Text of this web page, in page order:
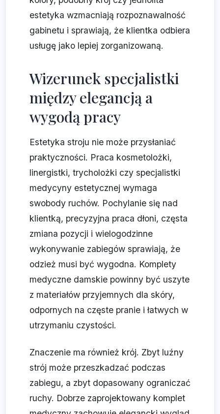
estetyka wzmacniają rozpoznawalność
gabinetu i sprawiają, że klientka odbiera
usługę jako lepiej zorganizowaną.
Wizerunek specjalistki
między elegancją a
wygodą pracy
Estetyka stroju nie może przysłaniać
praktyczności. Praca kosmetolożki,
linergistki, trycholożki czy specjalistki
medycyny estetycznej wymaga
swobody ruchów. Pochylanie się nad
klientką, precyzyjna praca dłoni, częsta
zmiana pozycji i wielogodzinne
wykonywanie zabiegów sprawiają, że
odzież musi być wygodna. Komplety
medyczne damskie powinny być uszyte
z materiałów przyjemnych dla skóry,
odpornych na częste pranie i łatwych w
utrzymaniu czystości.
Znaczenie ma również krój. Zbyt luźny
strój może przeszkadzać podczas
zabiegu, a zbyt dopasowany ograniczać
ruchy. Dobrze zaprojektowany komplet